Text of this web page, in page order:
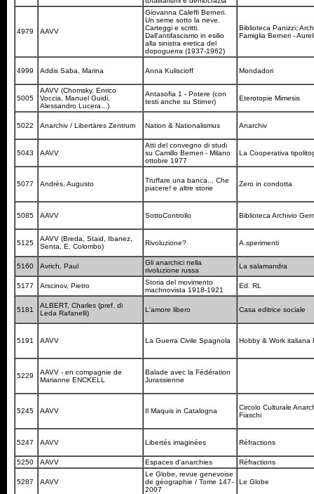
4979 AAVV
Giovanna Caleffi Berneri.
Un seme sotto la neve.
Carteggi e scritti.
Dall'antifascismo in esilio
alla sinistra eretica del
dopoguerra (1937-1962)
Biblioteca Panizzi;
Famiglia Berneri -
4999 Addis Saba, Marina Anna Kuliscioff Mondadori
5005
AAVV (Chomsky, Enrico
Voccia, Manuel Guidi,
Alessandro Lucera...)
Antasofia 1 - Potere (con
testi anche su Stirner)
Eterotopie Mimesis
5022 Anarchiv / Libertäres Zentrum Nation & Nationalismus Anarchiv
5043 AAVV
Atti del convegno di studi
su Camillo Berneri - Milano
ottobre 1977
La Cooperativa
5077 Andrés, Augusto
Truffare una banca... Che
piacere! e altre storie
Zero in condotta
5085 AAVV SottoControllo Biblioteca Archivio
5125
AAVV (Breda, Staid, Ibanez,
Senta, E. Colombo)
Rivoluzione? A.sperimenti
5160 Avrich, Paul
Gli anarchici nella
rivoluzione russa
La salamandra
5177 Arscinov, Pietro
Storia del movimento
machnovista 1918-1921
Ed. RL
5181
ALBERT, Charles (pref. di
Leda Rafanelli)
L'amore libero Casa editrice sociale
5191 AAVV La Guerra Civile Spagnola Hobby & Work italiana
5229
AAVV - en compagnie de
Marianne ENCKELL
Balade avec la Fédération
Jurassienne
5245 AAVV Il Maquis in Catalogna
Circolo Culturale
Fiaschi
5247 AAVV Libertés imaginées Réfractions
5250 AAVV Espaces d'anarchies Réfractions
5287 AAVV
Le Globe, revue genevoise
de géographie / Tome 147-
2007
Le Globe